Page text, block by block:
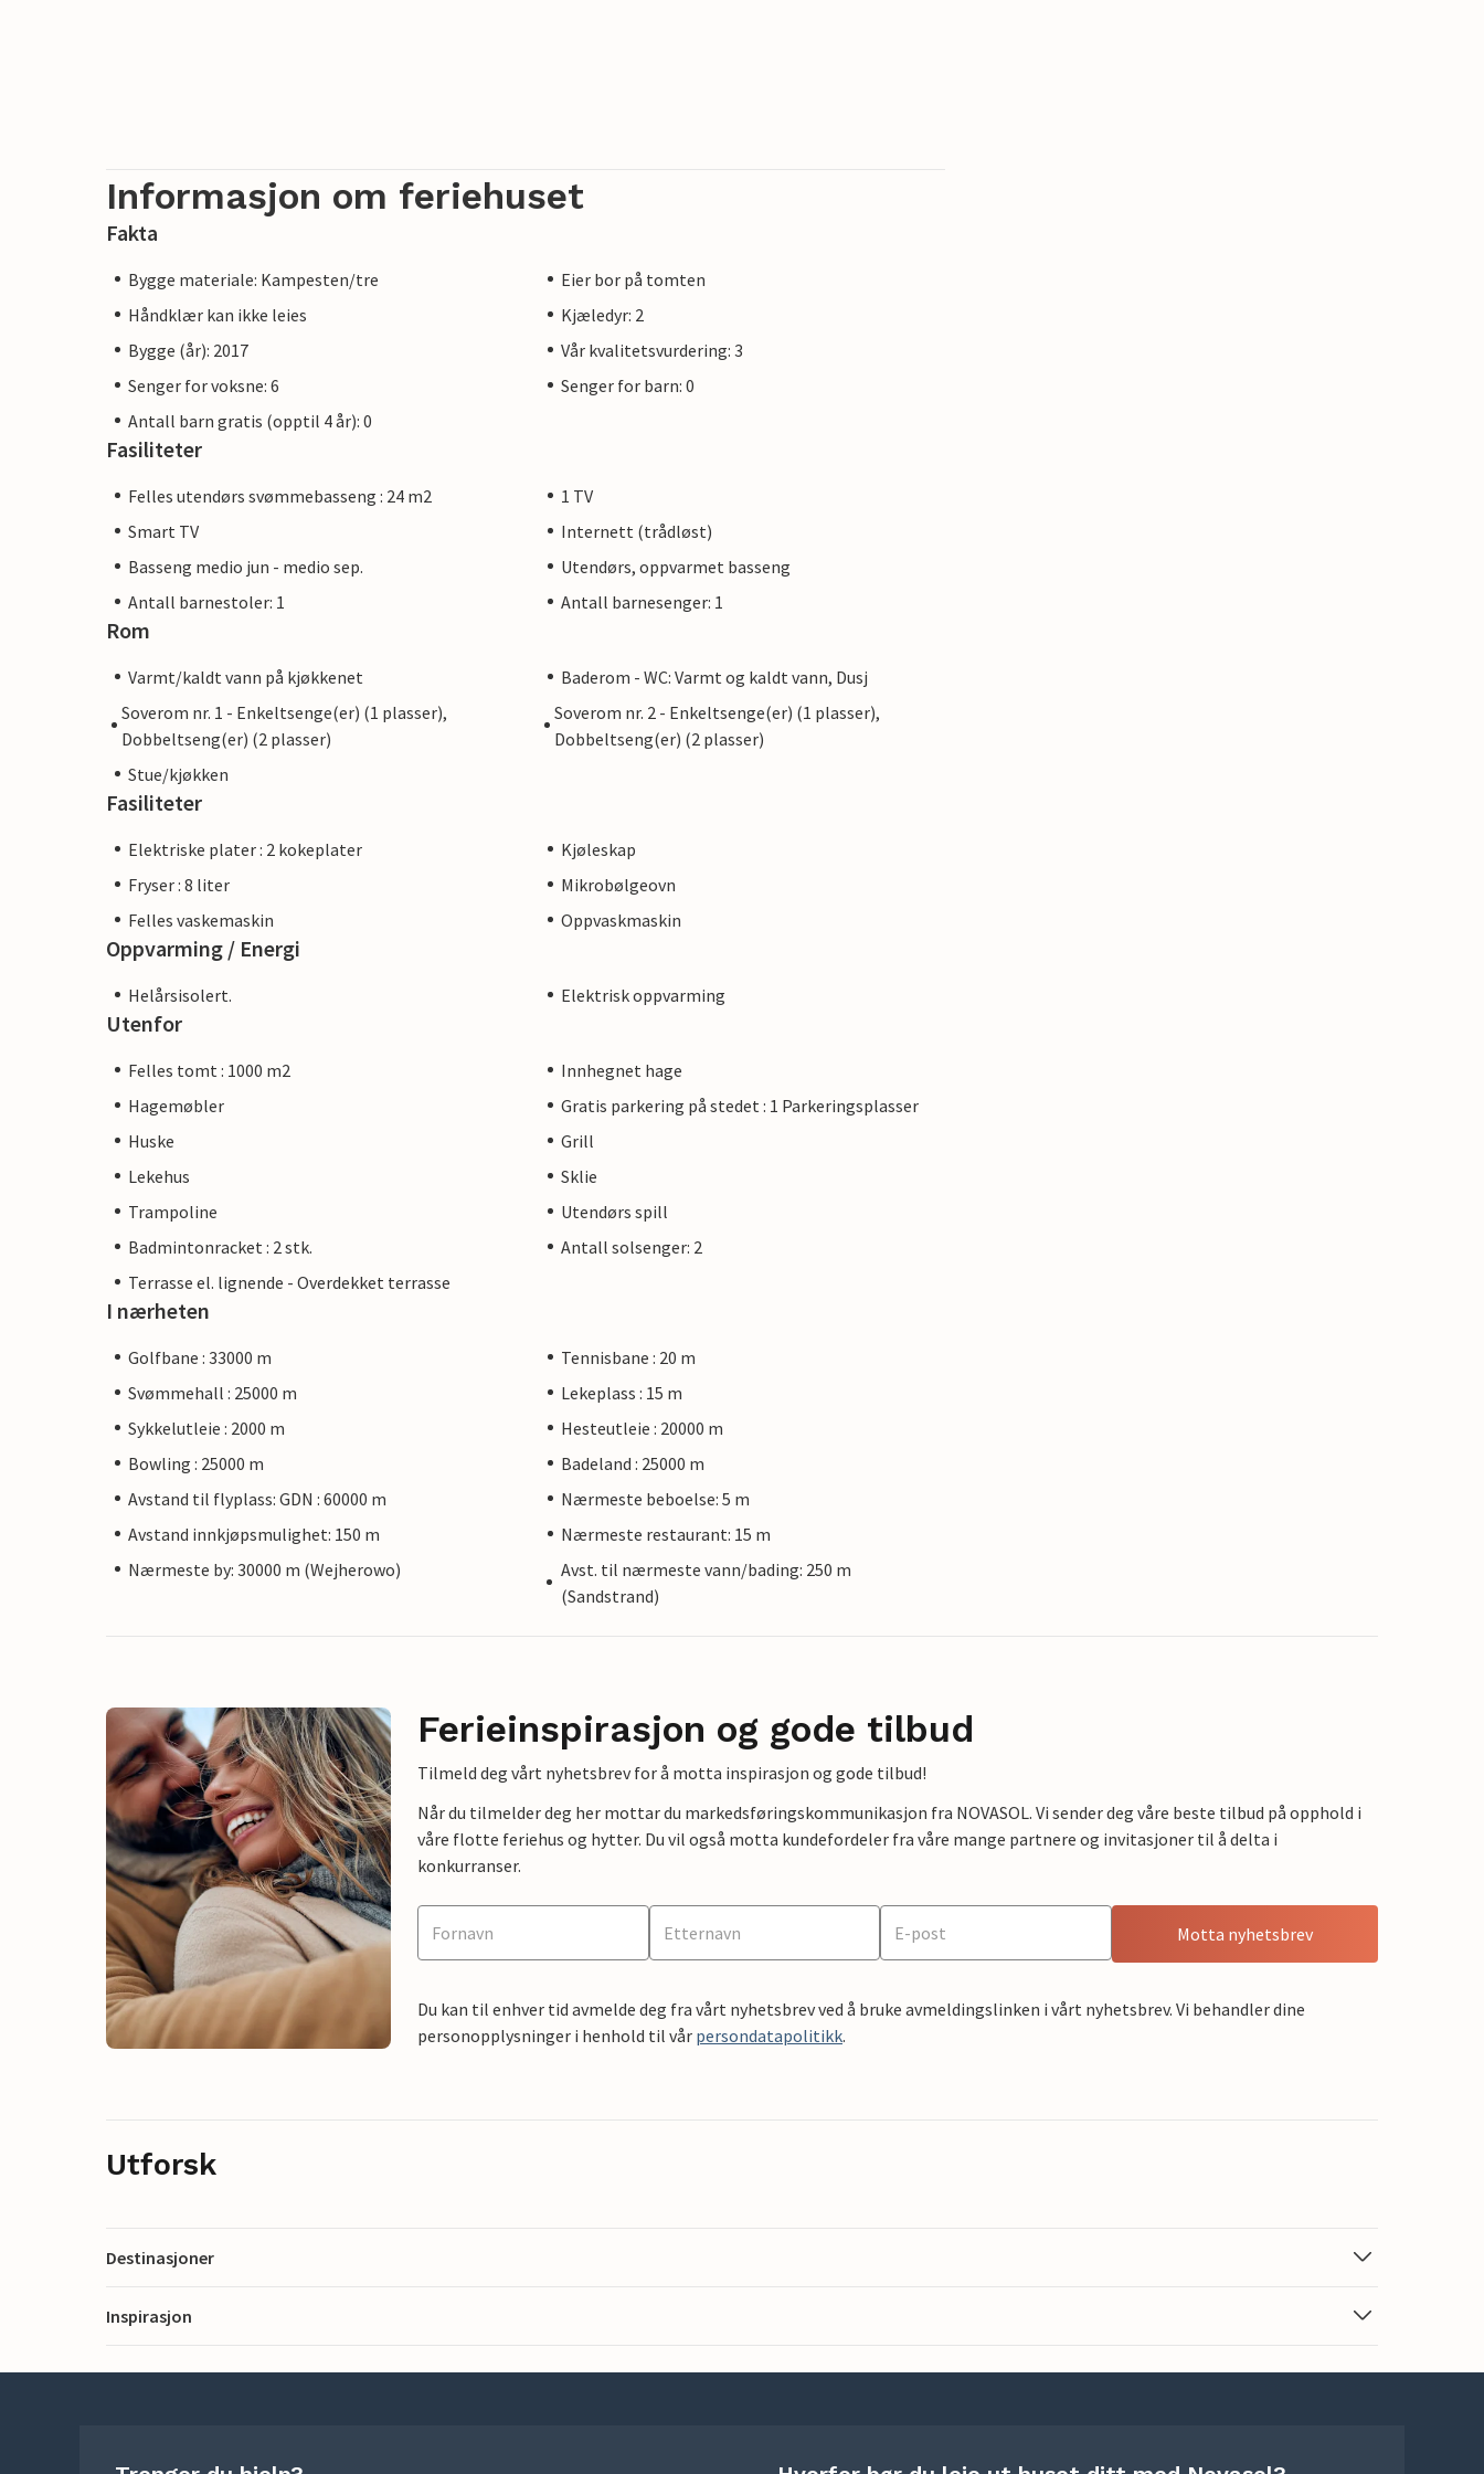
Informasjon om feriehuset
Fakta
Bygge materiale: Kampesten/tre
Eier bor på tomten
Håndklær kan ikke leies
Kjæledyr: 2
Bygge (år): 2017
Vår kvalitetsvurdering: 3
Senger for voksne: 6
Senger for barn: 0
Antall barn gratis (opptil 4 år): 0
Fasiliteter
Felles utendørs svømmebasseng : 24 m2
1 TV
Smart TV
Internett (trådløst)
Basseng medio jun - medio sep.
Utendørs, oppvarmet basseng
Antall barnestoler: 1
Antall barnesenger: 1
Rom
Varmt/kaldt vann på kjøkkenet
Baderom - WC: Varmt og kaldt vann, Dusj
Soverom nr. 1 - Enkeltsenge(er) (1 plasser),
Dobbeltseng(er) (2 plasser)
Soverom nr. 2 - Enkeltsenge(er) (1 plasser),
Dobbeltseng(er) (2 plasser)
Stue/kjøkken
Fasiliteter
Elektriske plater : 2 kokeplater
Kjøleskap
Fryser : 8 liter
Mikrobølgeovn
Felles vaskemaskin
Oppvaskmaskin
Oppvarming / Energi
Helårsisolert. Elektrisk oppvarming
Utenfor
Felles tomt : 1000 m2
Innhegnet hage
Hagemøbler
Gratis parkering på stedet : 1 Parkeringsplasser
Huske
Grill
Lekehus
Sklie
Trampoline
Utendørs spill
Badmintonracket : 2 stk.
Antall solsenger: 2
Terrasse el. lignende - Overdekket terrasse
I nærheten
Golfbane : 33000 m
Tennisbane : 20 m
Svømmehall : 25000 m
Lekeplass : 15 m
Sykkelutleie : 2000 m
Hesteutleie : 20000 m
Bowling : 25000 m
Badeland : 25000 m
Avstand til flyplass: GDN : 60000 m
Nærmeste beboelse: 5 m
Avstand innkjøpsmulighet: 150 m
Nærmeste restaurant: 15 m
Nærmeste by: 30000 m (Wejherowo)
Avst. til nærmeste vann/bading: 250 m
(Sandstrand)
Ferieinspirasjon og gode tilbud
Tilmeld deg vårt nyhetsbrev for å motta inspirasjon og gode tilbud!
Når du tilmelder deg her mottar du markedsføringskommunikasjon fra NOVASOL. Vi sender deg våre beste tilbud på opphold i
våre flotte feriehus og hytter. Du vil også motta kundefordeler fra våre mange partnere og invitasjoner til å delta i
konkurranser.
Motta nyhetsbrev
Du kan til enhver tid avmelde deg fra vårt nyhetsbrev ved å bruke avmeldingslinken i vårt nyhetsbrev. Vi behandler dine
personopplysninger i henhold til vår persondatapolitikk.
Utforsk
Destinasjoner
Inspirasjon